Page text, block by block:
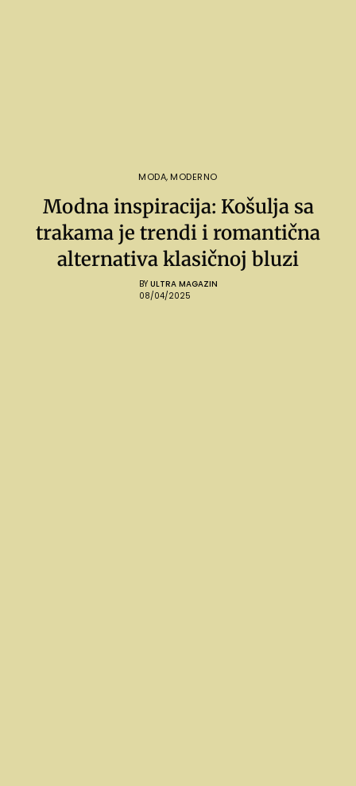
MODA, MODERNO
Modna inspiracija: Košulja sa
trakama je trendi i romantična
alternativa klasičnoj bluzi
BY ULTRA MAGAZIN
08/04/2025